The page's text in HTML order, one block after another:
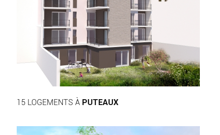
15 LOGEMENTS À PUTEAUX